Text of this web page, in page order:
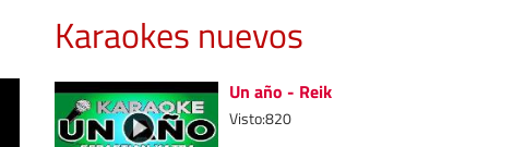
Karaokes nuevos
Un año - Reik
Visto:820